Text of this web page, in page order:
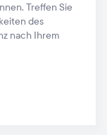
Treffen Sie
des
nach Ihrem